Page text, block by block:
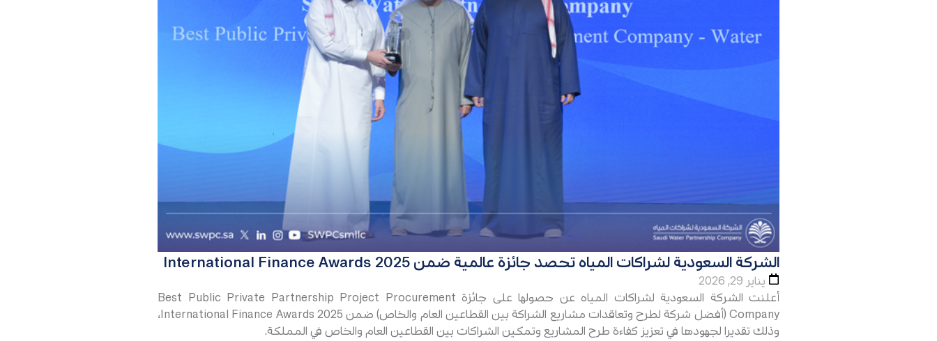
الشركة السعودية لشراكات المياه تحصد جائزة عالمية ضمن International Finance Awards 2025
يناير 29, 2026
أعلنت الشركة السعودية لشراكات المياه عن حصولها على جائزة Best Public Private Partnership Project Procurement
Company (أفضل شركة لطرح وتعاقدات مشاريع الشراكة بين القطاعين العام والخاص) ضمن International Finance Awards 2025،
وذلك تقديرا لجهودها في تعزيز كفاءة طرح المشاريع وتمكين الشراكات بين القطاعين العام والخاص في المملكة.